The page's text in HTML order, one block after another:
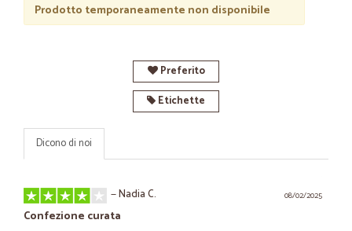
Prodotto temporaneamente non disponibile
Preferito
Etichette
Dicono di noi
08/02/2025
—Nadia C.
Confezione curata